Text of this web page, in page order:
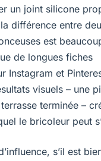
un joint silicone
différence entre
est
de longues fiches
Instagram et
visuels – une
terminée –
le bricoleur peut
s’il est